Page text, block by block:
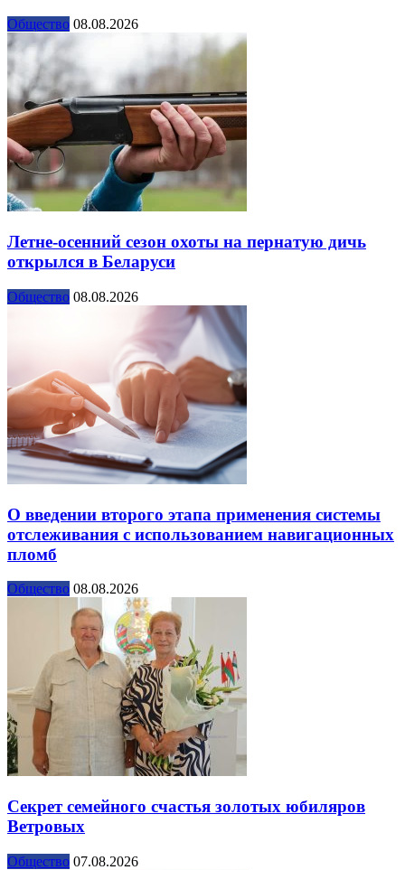
Общество 08.08.2026
Летне-осенний сезон охоты на пернатую дичь
открылся в Беларуси
Общество 08.08.2026
О введении второго этапа применения системы
отслеживания с использованием навигационных
пломб
Общество 08.08.2026
Секрет семейного счастья золотых юбиляров
Ветровых
Общество 07.08.2026